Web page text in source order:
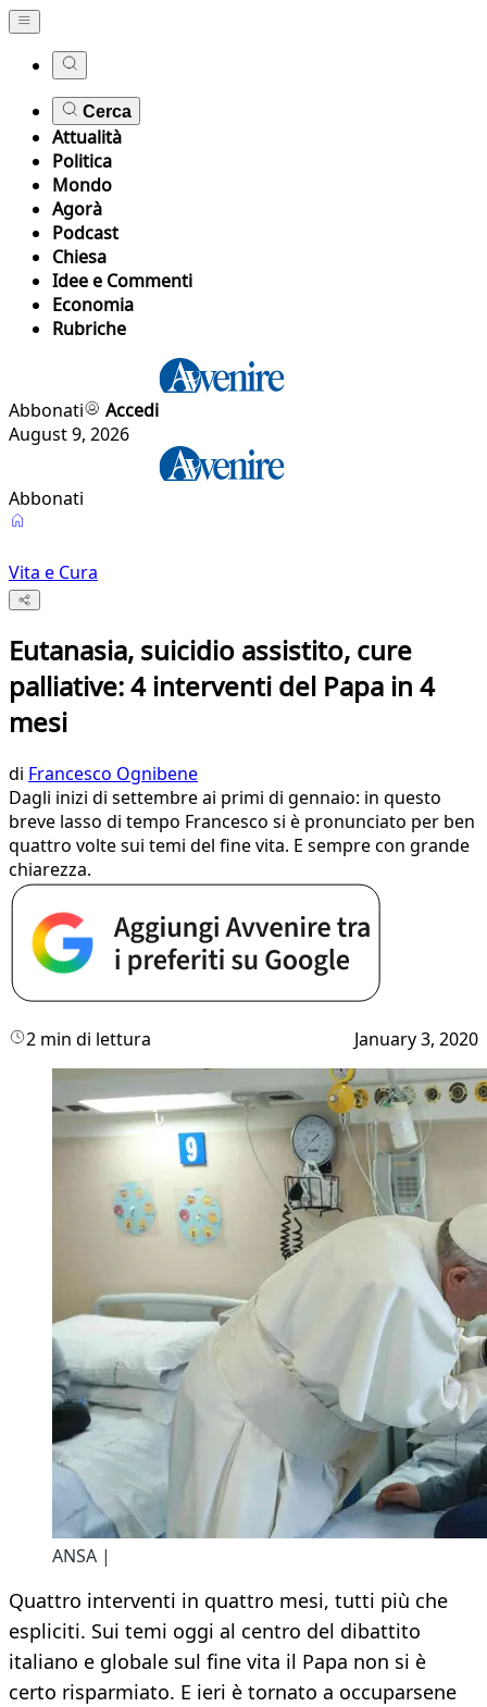
Cerca
Attualità
Politica
Mondo
Agorà
Podcast
Chiesa
Idee e Commenti
Economia
Rubriche
Abbonati
Accedi
August 9, 2026
Abbonati
Vita e Cura
Eutanasia, suicidio assistito, cure
palliative: 4 interventi del Papa in 4
mesi
di Francesco Ognibene
Dagli inizi di settembre ai primi di gennaio: in questo
breve lasso di tempo Francesco si è pronunciato per ben
quattro volte sui temi del fine vita. E sempre con grande
chiarezza.
2 min di lettura January 3, 2020
ANSA |
Quattro interventi in quattro mesi, tutti più che
espliciti. Sui temi oggi al centro del dibattito
italiano e globale sul fine vita il Papa non si è
certo risparmiato. E ieri è tornato a occuparsene